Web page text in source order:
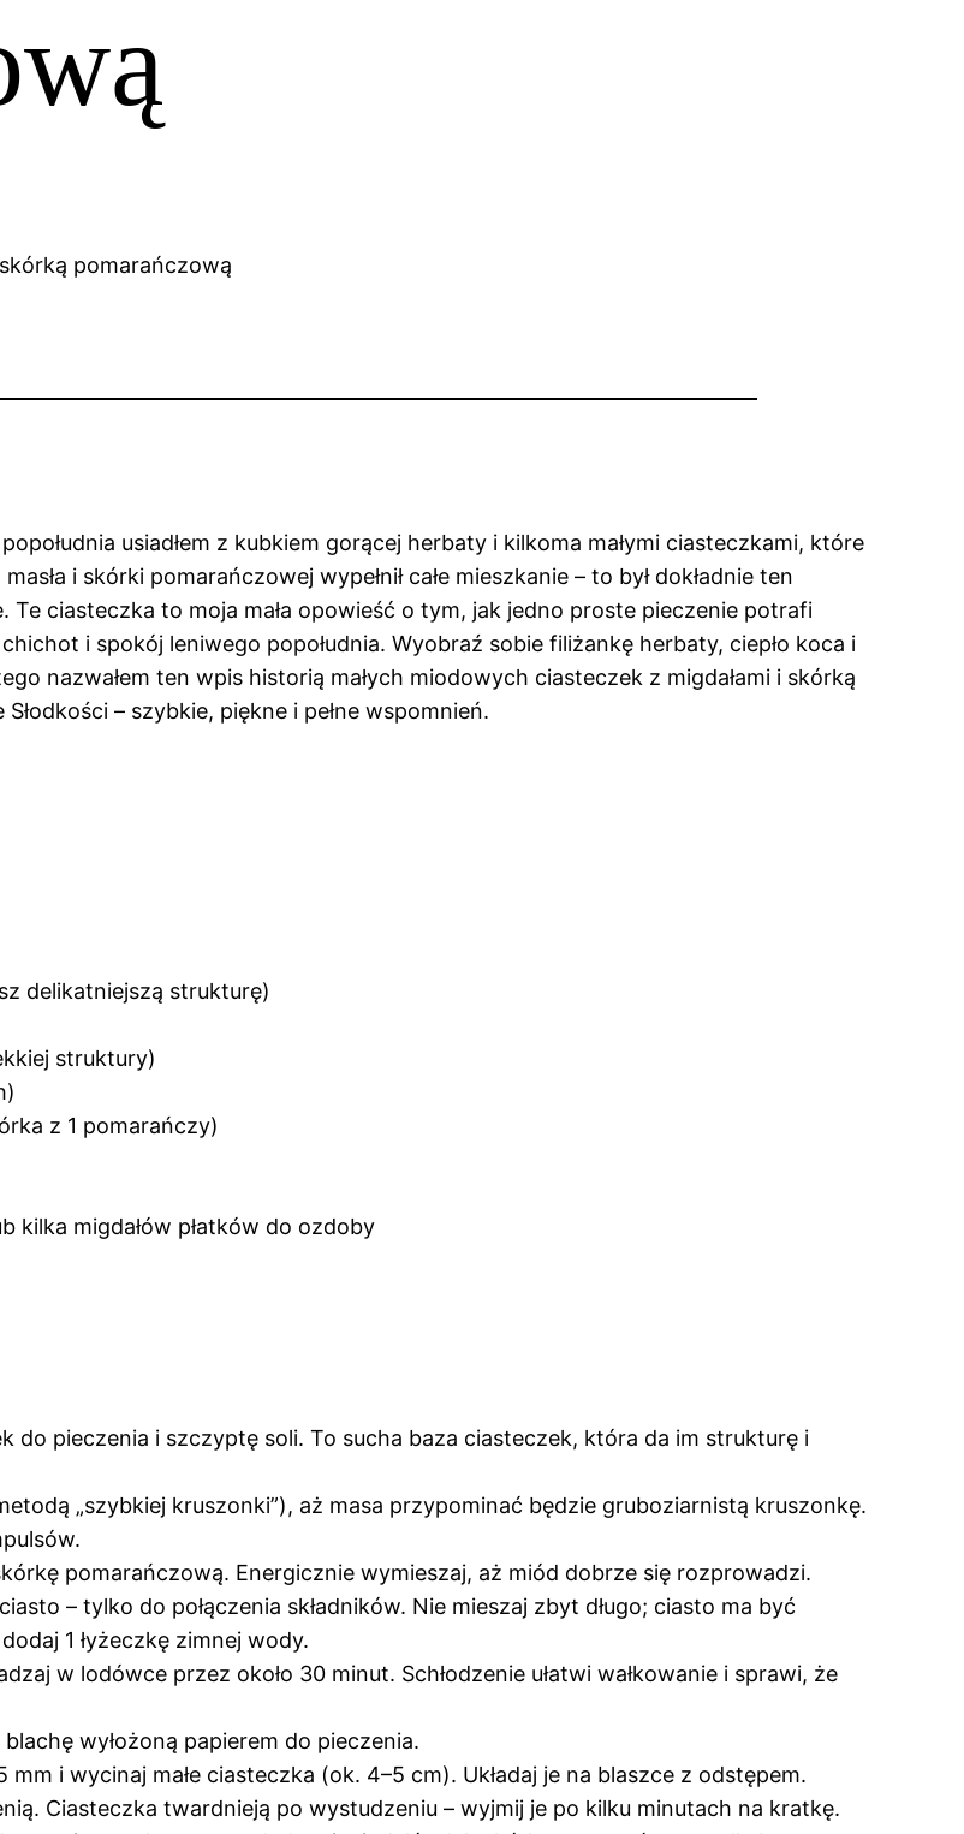
usiadłem z kubkiem gorącej herbaty i kilkoma małymi ciasteczkami, które
i skórki pomarańczowej wypełnił całe mieszkanie – to był dokładnie ten
ciasteczka to moja mała opowieść o tym, jak jedno proste pieczenie potrafi
i spokój leniwego popołudnia. Wyobraź sobie filiżankę herbaty, ciepło koca i
nazwałem ten wpis historią małych miodowych ciasteczek z migdałami i skórką
– szybkie, piękne i pełne wspomnień.
delikatniejszą strukturę)
struktury)
z 1 pomarańczy)
kilka migdałów płatków do ozdoby
do pieczenia i szczyptę soli. To sucha baza ciasteczek, która da im strukturę i
„szybkiej kruszonki”), aż masa przypominać będzie gruboziarnistą kruszonkę.
pomarańczową. Energicznie wymieszaj, aż miód dobrze się rozprowadzi.
– tylko do połączenia składników. Nie mieszaj zbyt długo; ciasto ma być
1 łyżeczkę zimnej wody.
w lodówce przez około 30 minut. Schłodzenie ułatwi wałkowanie i sprawi, że
wyłożoną papierem do pieczenia.
mm i wycinaj małe ciasteczka (ok. 4–5 cm). Układaj je na blaszce z odstępem.
Ciasteczka twardnieją po wystudzeniu – wyjmij je po kilku minutach na kratkę.